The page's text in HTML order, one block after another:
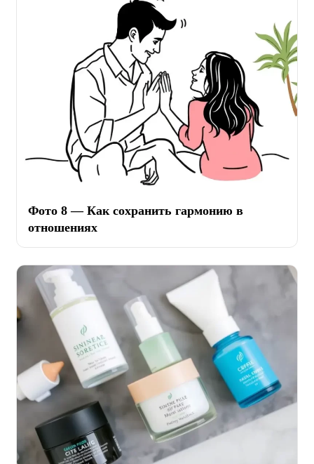
Фото 8 — Как сохранить гармонию в
отношениях